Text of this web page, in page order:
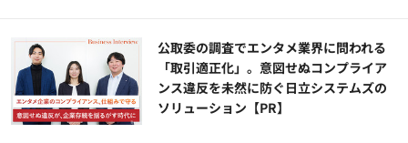
公​​取委の調査でエンタメ業界に問われる
「取引適正化」。意図せぬコンプライア
ンス違反を未然に防ぐ日立システムズの
ソリューション​【PR】